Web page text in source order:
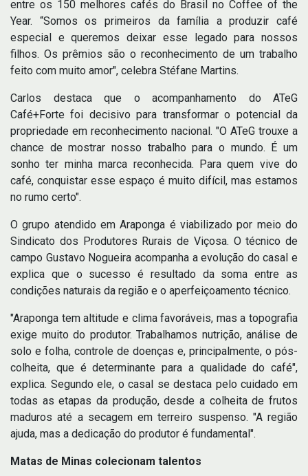
entre os 150 melhores cafés do Brasil no Coffee of the
Year. “Somos os primeiros da família a produzir café
especial e queremos deixar esse legado para nossos
filhos. Os prêmios são o reconhecimento de um trabalho
feito com muito amor", celebra Stéfane Martins.
Carlos destaca que o acompanhamento do ATeG
Café+Forte foi decisivo para transformar o potencial da
propriedade em reconhecimento nacional. "O ATeG trouxe a
chance de mostrar nosso trabalho para o mundo. É um
sonho ter minha marca reconhecida. Para quem vive do
café, conquistar esse espaço é muito difícil, mas estamos
no rumo certo".
O grupo atendido em Araponga é viabilizado por meio do
Sindicato dos Produtores Rurais de Viçosa. O técnico de
campo Gustavo Nogueira acompanha a evolução do casal e
explica que o sucesso é resultado da soma entre as
condições naturais da região e o aperfeiçoamento técnico.
"Araponga tem altitude e clima favoráveis, mas a topografia
exige muito do produtor. Trabalhamos nutrição, análise de
solo e folha, controle de doenças e, principalmente, o pós-
colheita, que é determinante para a qualidade do café",
explica. Segundo ele, o casal se destaca pelo cuidado em
todas as etapas da produção, desde a colheita de frutos
maduros até a secagem em terreiro suspenso. "A região
ajuda, mas a dedicação do produtor é fundamental".
Matas de Minas colecionam talentos